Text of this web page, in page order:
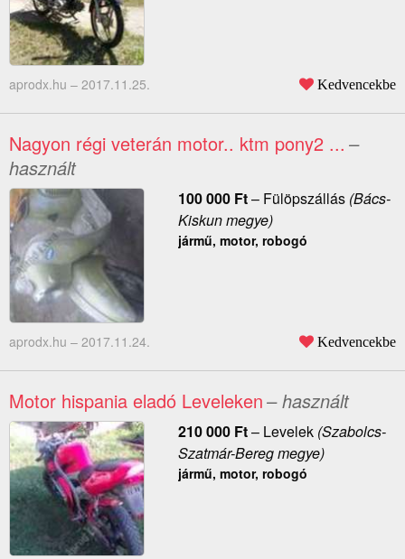
aprodx.hu – 2017.11.25. Kedvencekbe
Nagyon régi veterán motor.. ktm pony2 ... –
használt
100 000 Ft– Fülöpszállás(Bács-
Kiskun megye)
jármű, motor, robogó
aprodx.hu – 2017.11.24. Kedvencekbe
Motor hispania eladó Leveleken– használt
210 000 Ft– Levelek(Szabolcs-
Szatmár-Bereg megye)
jármű, motor, robogó